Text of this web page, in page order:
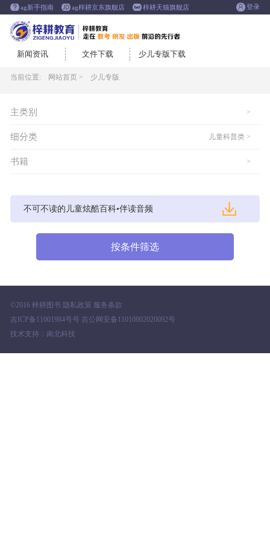
ag新手指南 ag梓耕京东旗舰店 梓耕天猫旗舰店 登录
新闻资讯 文件下载 少儿专版下载
当前位置: 网站首页 > 少儿专版
主类别 >
细分类 儿童科普类 >
书籍 >
不可不读的儿童炫酷百科•伴读音频
©2016 梓耕图书 隐私政策 服务条款
吉ICP备11001984号号 吉公网安备11010802020092号
技术支持：南北科技